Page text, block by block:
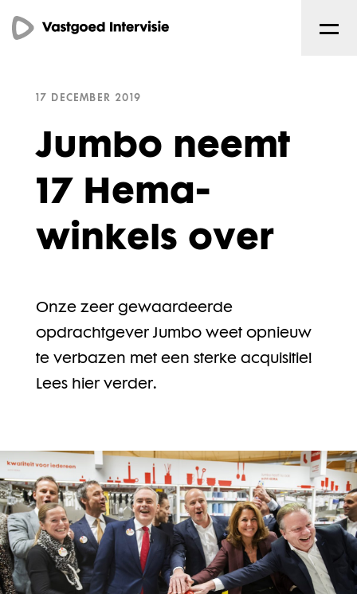
17 DECEMBER 2019
Jumbo neemt
17 Hema-
winkels over
Onze zeer gewaardeerde
opdrachtgever Jumbo weet opnieuw
te verbazen met een sterke acquisitie!
Lees hier verder.